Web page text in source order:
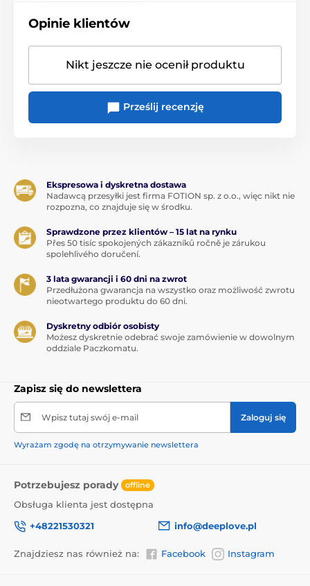
Opinie klientów
Nikt jeszcze nie ocenił produktu
Prześlij recenzję
Ekspresowa i dyskretna dostawa
Nadawcą przesyłki jest firma FOTION sp. z o.o., więc nikt nie
rozpozna, co znajduje się w środku.
Sprawdzone przez klientów – 15 lat na rynku
Přes 50 tisíc spokojených zákazníků ročně je zárukou
spolehlivého doručení.
3 lata gwarancji i 60 dni na zwrot
Przedłużona gwarancja na wszystko oraz możliwość zwrotu
nieotwartego produktu do 60 dni.
Dyskretny odbiór osobisty
Możesz dyskretnie odebrać swoje zamówienie w dowolnym
oddziale Paczkomatu.
Zapisz się do newslettera
Wpisz tutaj swój e-mail Zaloguj się
Wyrażam zgodę na otrzymywanie newslettera
Potrzebujesz porady offline
Obsługa klienta jest dostępna
+48221530321
info@deeplove.pl
Znajdziesz nas również na: Facebook Instagram